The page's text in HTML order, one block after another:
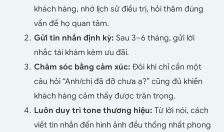
khách hàng, nhớ lịch sử điều trị, hỏi thăm đúng
vấn đề họ quan tâm.
Gửi tin nhắn định kỳ: Sau 3–6 tháng, gửi lời
nhắc tái khám kèm ưu đãi.
Chăm sóc bằng cảm xúc: Đôi khi chỉ cần một
câu hỏi “Anh/chị đã đỡ chưa ạ?” cũng đủ khiến
khách hàng cảm thấy được trân trọng.
Luôn duy trì tone thương hiệu: Từ lời nói, cách
viết tin nhắn đến hình ảnh đều thống nhất phong